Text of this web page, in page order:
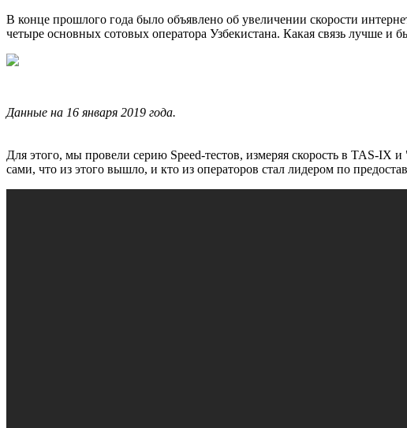
В конце прошлого года было объявлено об увеличении скорости
четыре основных сотовых оператора Узбекистана. Какая связь лучше и
Данные на 16 января 2019 года.
Для этого, мы провели серию Speed-тестов, измеряя скорость в TAS-IX
сами, что из этого вышло, и кто из операторов стал лидером по